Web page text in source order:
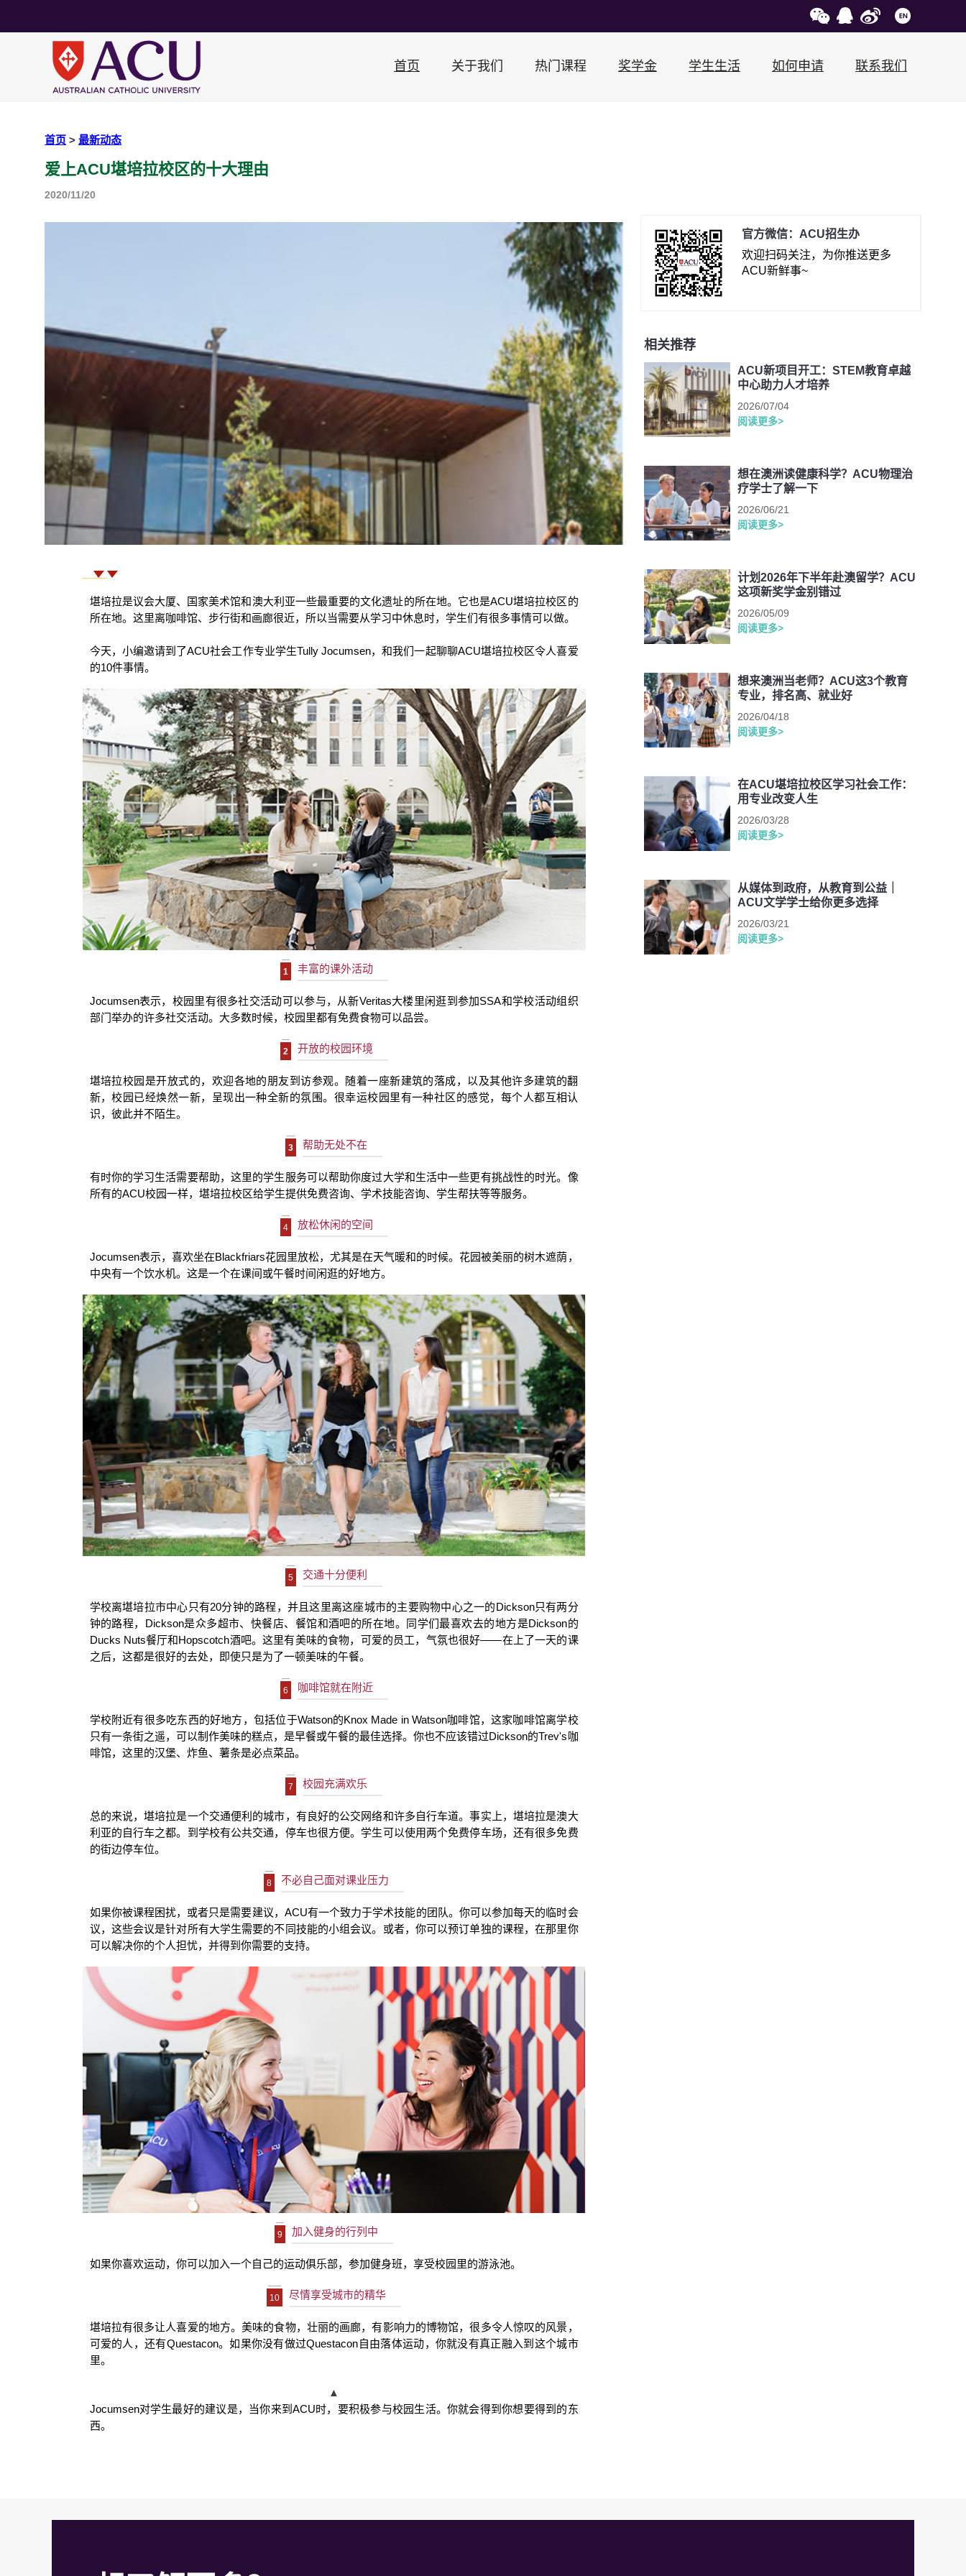
首页 关于我们 热门课程 奖学金 学生生活 如何申请 联系我们
首页 > 最新动态
爱上ACU堪培拉校区的十大理由
2020/11/20
堪培拉是议会大厦、国家美术馆和澳大利亚一些最重要的文化遗址的所在地。它也是ACU堪培拉校区的
所在地。这里离咖啡馆、步行街和画廊很近，所以当需要从学习中休息时，学生们有很多事情可以做。
今天，小编邀请到了ACU社会工作专业学生Tully Jocumsen，和我们一起聊聊ACU堪培拉校区令人喜爱
的10件事情。
1 丰富的课外活动
Jocumsen表示，校园里有很多社交活动可以参与，从新Veritas大楼里闲逛到参加SSA和学校活动组织
部门举办的许多社交活动。大多数时候，校园里都有免费食物可以品尝。
2 开放的校园环境
堪培拉校园是开放式的，欢迎各地的朋友到访参观。随着一座新建筑的落成，以及其他许多建筑的翻
新，校园已经焕然一新，呈现出一种全新的氛围。很幸运校园里有一种社区的感觉，每个人都互相认
识，彼此并不陌生。
3 帮助无处不在
有时你的学习生活需要帮助，这里的学生服务可以帮助你度过大学和生活中一些更有挑战性的时光。像
所有的ACU校园一样，堪培拉校区给学生提供免费咨询、学术技能咨询、学生帮扶等等服务。
4 放松休闲的空间
Jocumsen表示， 喜欢坐在Blackfriars花园里放松，尤其是在天气暖和的时候。花园被美丽的树木遮荫，
中央有一个饮水机。这是一个在课间或午餐时间闲逛的好地方。
5 交通十分便利
学校离堪培拉市中心只有20分钟的路程，并且这里离这座城市的主要购物中心之一的Dickson只有两分
钟的路程，Dickson是众多超市、快餐店、餐馆和酒吧的所在地。同学们最喜欢去的地方是Dickson的
Ducks Nuts餐厅和Hopscotch酒吧。这里有美味的食物，可爱的员工，气氛也很好——在上了一天的课
之后，这都是很好的去处，即使只是为了一顿美味的午餐。
6 咖啡馆就在附近
学校附近有很多吃东西的好地方，包括位于Watson的Knox Made in Watson咖啡馆，这家咖啡馆离学校
只有一条街之遥，可以制作美味的糕点，是早餐或午餐的最佳选择。你也不应该错过Dickson的Trev's 咖
啡馆，这里的汉堡、炸鱼、薯条是必点菜品。
7 校园充满欢乐
总的来说，堪培拉是一个交通便利的城市，有良好的公交网络和许多自行车道。事实上，堪培拉是澳大
利亚的自行车之都。到学校有公共交通，停车也很方便。学生可以使用两个免费停车场，还有很多免费
的街边停车位。
8 不必自己面对课业压力
如果你被课程困扰，或者只是需要建议， ACU有一个致力于学术技能的团队。你可以参加每天的临时会
议，这些会议是针对所有大学生需要的不同技能的小组会议。或者，你可以预订单独的课程，在那里你
可以解决你的个人担忧，并得到你需要的支持。
9 加入健身的行列中
如果你喜欢运动，你可以加入一个自己的运动俱乐部，参加健身班，享受校园里的游泳池。
10 尽情享受城市的精华
堪培拉有很多让人喜爱的地方。美味的食物，壮丽的画廊，有影响力的博物馆，很多令人惊叹的风景，
可爱的人，还有Questacon。如果你没有做过Questacon自由落体运动，你就没有真正融入到这个城市
里。
▲
Jocumsen对学生最好的建议是，当你来到 ACU时，要积极参与校园生活。你就会得到你想要得到的东
西。
官方微信：ACU招生办
欢迎扫码关注，为你推送更多
ACU新鲜事~
相关推荐
ACU新项目开工：STEM教育卓越
中心助力人才培养
2026/07/04
阅读更多>
想在澳洲读健康科学？ACU物理治
疗学士了解一下
2026/06/21
阅读更多>
计划2026年下半年赴澳留学？ACU
这项新奖学金别错过
2026/05/09
阅读更多>
想来澳洲当老师？ACU这3个教育
专业，排名高、就业好
2026/04/18
阅读更多>
在ACU堪培拉校区学习社会工作：
用专业改变人生
2026/03/28
阅读更多>
从媒体到政府，从教育到公益｜
ACU文学学士给你更多选择
2026/03/21
阅读更多>